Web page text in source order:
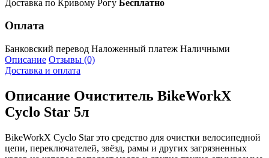
Доставка по Кривому Рогу Бесплатно
Оплата
Банковский перевод Наложенный платеж Наличными
Описание Отзывы (0)
Доставка и оплата
Описание Очиститель BikeWorkX
Cyclo Star 5л
BikeWorkX Cyclo Star это средство для очистки велосипедной
цепи, переключателей, звёзд, рамы и других загрязненных